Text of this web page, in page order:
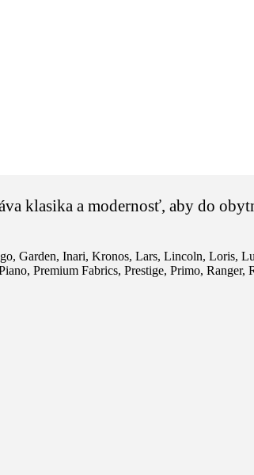
klasika a modernosť, aby do
, Garden, Inari, Kronos, Lars, Lincoln, Loris,
, Premium Fabrics, Prestige, Primo, Ranger,